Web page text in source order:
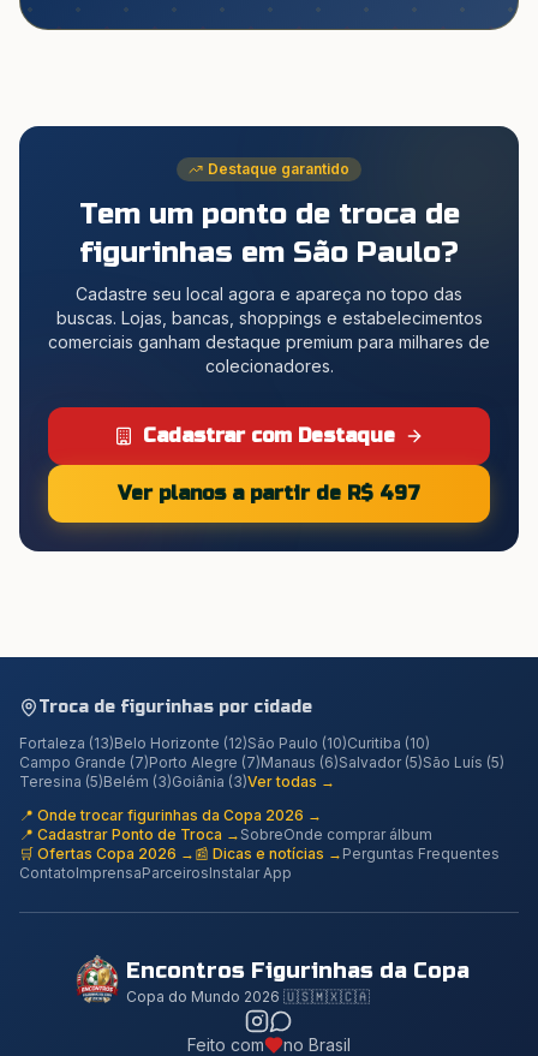
Destaque garantido
Tem um ponto de troca de
figurinhas em São Paulo?
Cadastre seu local agora e apareça no topo das
buscas. Lojas, bancas, shoppings e estabelecimentos
comerciais ganham destaque premium para milhares de
colecionadores.
Cadastrar com Destaque
Ver planos a partir de R$ 497
Troca de figurinhas por cidade
Fortaleza (13)Belo Horizonte (12)São Paulo (10)Curitiba (10)
Campo Grande (7)Porto Alegre (7)Manaus (6)Salvador(5)São Luís (5)
Teresina (5)Belém (3)Goiânia (3)Ver todas →
📍 Onde trocar figurinhas da Copa 2026 →
📍 Cadastrar Ponto de Troca → SobreOnde comprar álbum
🛒 Ofertas Copa 2026 → 📰 Dicas e notícias → Perguntas Frequentes
ContatoImprensaParceirosInstalar App
Encontros Figurinhas da Copa
Copa do Mundo 2026 🇺🇸🇲🇽🇨🇦
Feito com no Brasil